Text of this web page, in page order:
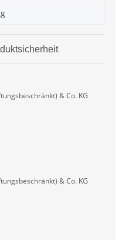
& Co. KG
& Co. KG